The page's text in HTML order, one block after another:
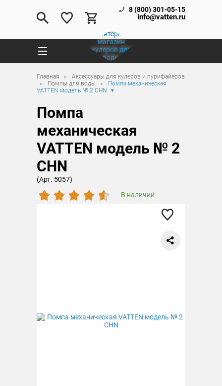
8 (800) 301-05-15
info@vatten.ru
Главная
Аксессуары для кулеров и пурифайеров
Помпы для воды
Помпа механическая
VATTEN модель № 2 CHN
Помпа
механическая
VATTEN модель № 2
CHN
(Арт. 5057)
В наличии